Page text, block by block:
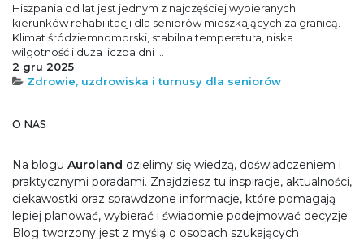
Hiszpania od lat jest jednym z najczęściej wybieranych
kierunków rehabilitacji dla seniorów mieszkających za granicą.
Klimat śródziemnomorski, stabilna temperatura, niska
wilgotność i duża liczba dni ...
2 gru 2025
Zdrowie, uzdrowiska i turnusy dla seniorów
O NAS
Na blogu Auroland dzielimy się wiedzą, doświadczeniem i
praktycznymi poradami. Znajdziesz tu inspiracje, aktualności,
ciekawostki oraz sprawdzone informacje, które pomagają
lepiej planować, wybierać i świadomie podejmować decyzje.
Blog tworzony jest z myślą o osobach szukających